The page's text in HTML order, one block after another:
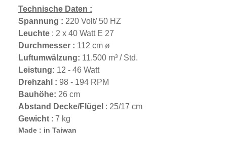
Technische Daten :
Spannung : 220 Volt/ 50 HZ
Leuchte : 2 x 40 Watt E 27
Durchmesser : 112 cm ø
Luftumwälzung: 11.500 m³ / Std.
Leistung: 12 - 46 Watt
Drehzahl : 98 - 194 RPM
Bauhöhe: 26 cm
Abstand Decke/Flügel : 25/17 cm
Gewicht : 7 kg
Made : in Taiwan